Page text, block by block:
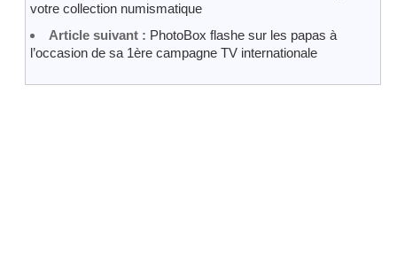
votre collection numismatique
Article suivant : PhotoBox flashe sur les papas à
l’occasion de sa 1ère campagne TV internationale